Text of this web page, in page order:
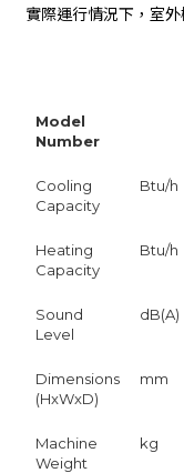
實際運行情況下，室
Model
Number
Cooling
Capacity
Btu/h
Heating
Capacity
Btu/h
Sound
Level
dB(A)
Dimensions
(HxWxD)
mm
Machine
Weight
kg